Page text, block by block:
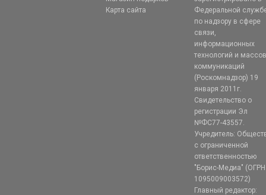
Карта сайта
Федеральной
по надзору в сфере
связи,
информационных
технологий и
коммуникаций
(Роскомнадзор) 19
января 2011г.
Свидетельство о
регистрации Эл
№ФС77-43557.
Учредитель:
с ограниченной
ответственностью
"Борис-Медиа" (ОГРН
1095009003572)
Главный редактор: